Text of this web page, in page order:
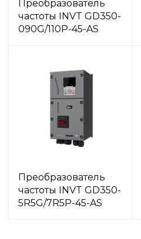
Преобразователь
частоты INVT GD350-
090G/110P-45-AS
Преобразователь
частоты INVT GD350-
5R5G/7R5P-45-AS